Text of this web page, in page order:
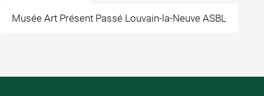
Musée Art Présent Passé Louvain-la-Neuve ASBL